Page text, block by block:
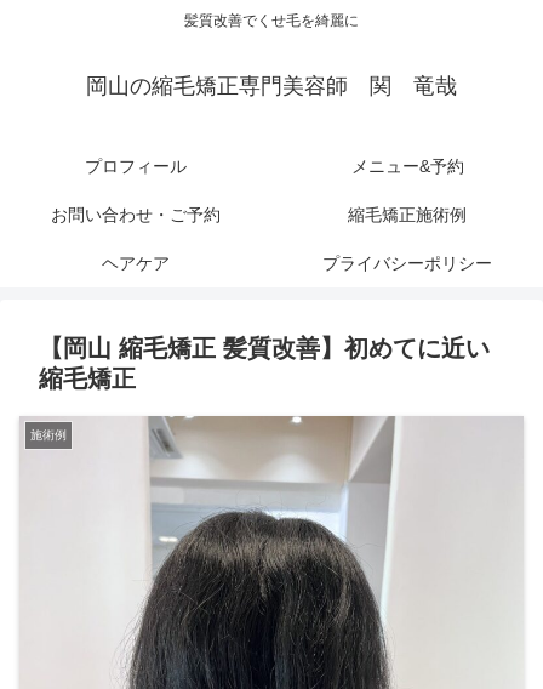
髪質改善でくせ毛を綺麗に
岡山の縮毛矯正専門美容師 関 竜哉
プロフィール メニュー&予約
お問い合わせ・ご予約 縮毛矯正施術例
ヘアケア プライバシーポリシー
【岡山 縮毛矯正 髪質改善】初めてに近い
縮毛矯正
施術例